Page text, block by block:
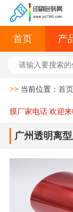
首页 产
>> 当前位置：首页
膜厂家电话 欢迎
广州透明离